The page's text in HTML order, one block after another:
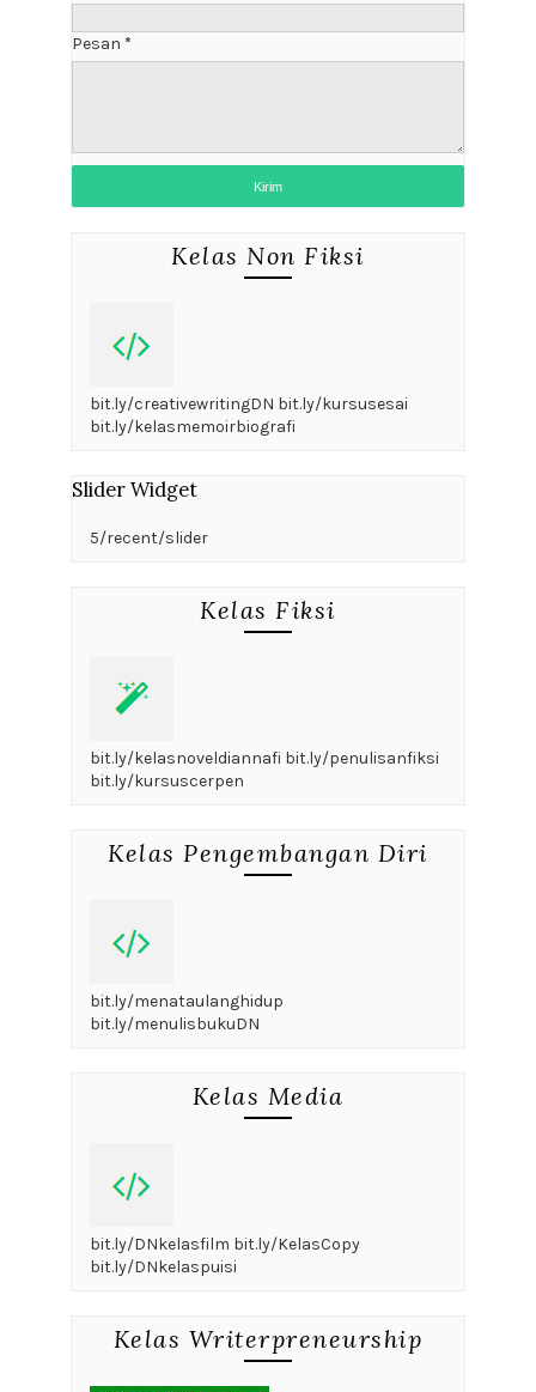
Pesan *
Kelas Non Fiksi
bit.ly/creativewritingDN bit.ly/kursusesai
bit.ly/kelasmemoirbiografi
Slider Widget
5/recent/slider
Kelas Fiksi
bit.ly/kelasnoveldiannafi bit.ly/penulisanfiksi
bit.ly/kursuscerpen
Kelas Pengembangan Diri
bit.ly/menataulanghidup
bit.ly/menulisbukuDN
Kelas Media
bit.ly/DNkelasfilm bit.ly/KelasCopy
bit.ly/DNkelaspuisi
Kelas Writerpreneurship